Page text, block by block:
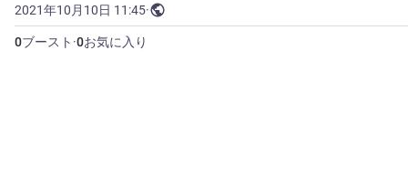
2021年10月10日 11:45·
0ブースト ·0お気に入り